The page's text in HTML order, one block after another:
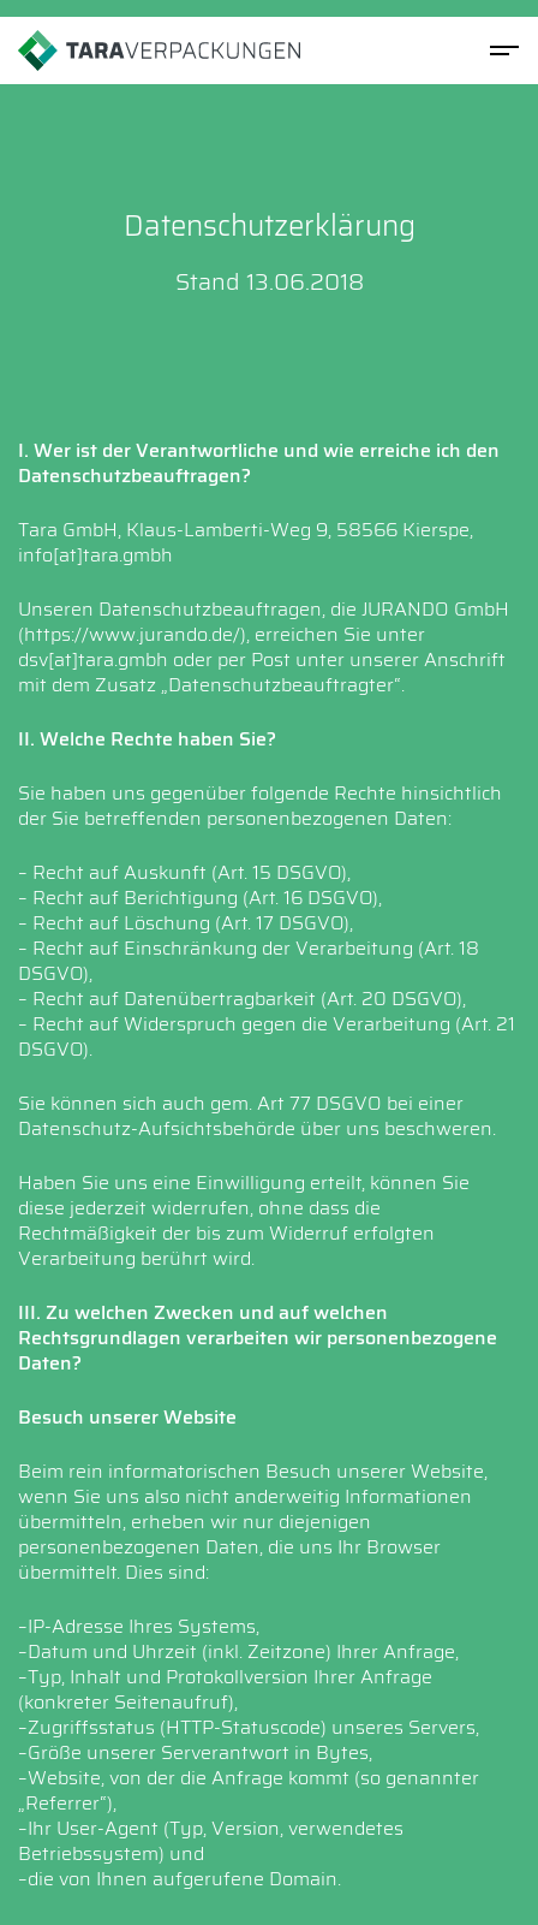
Datenschutzerklärung
Stand 13.06.2018
I. Wer ist der Verantwortliche und wie erreiche ich den
Datenschutzbeauftragen?
Tara GmbH, Klaus-Lamberti-Weg 9, 58566 Kierspe,
info[at]tara.gmbh
Unseren Datenschutzbeauftragen, die JURANDO GmbH
(https://www.jurando.de/), erreichen Sie unter
dsv[at]tara.gmbh oder per Post unter unserer Anschrift
mit dem Zusatz „Datenschutzbeauftragter“.
II. Welche Rechte haben Sie?
Sie haben uns gegenüber folgende Rechte hinsichtlich
der Sie betreffenden personenbezogenen Daten:
– Recht auf Auskunft (Art. 15 DSGVO),
– Recht auf Berichtigung (Art. 16 DSGVO),
– Recht auf Löschung (Art. 17 DSGVO),
– Recht auf Einschränkung der Verarbeitung (Art. 18
DSGVO),
– Recht auf Datenübertragbarkeit (Art. 20 DSGVO),
– Recht auf Widerspruch gegen die Verarbeitung (Art. 21
DSGVO).
Sie können sich auch gem. Art 77 DSGVO bei einer
Datenschutz-Aufsichtsbehörde über uns beschweren.
Haben Sie uns eine Einwilligung erteilt, können Sie
diese jederzeit widerrufen, ohne dass die
Rechtmäßigkeit der bis zum Widerruf erfolgten
Verarbeitung berührt wird.
III. Zu welchen Zwecken und auf welchen
Rechtsgrundlagen verarbeiten wir personenbezogene
Daten?
Besuch unserer Website
Beim rein informatorischen Besuch unserer Website,
wenn Sie uns also nicht anderweitig Informationen
übermitteln, erheben wir nur diejenigen
personenbezogenen Daten, die uns Ihr Browser
übermittelt. Dies sind:
–IP-Adresse Ihres Systems,
–Datum und Uhrzeit (inkl. Zeitzone) Ihrer Anfrage,
–Typ, Inhalt und Protokollversion Ihrer Anfrage
(konkreter Seitenaufruf),
–Zugriffsstatus (HTTP-Statuscode) unseres Servers,
–Größe unserer Serverantwort in Bytes,
–Website, von der die Anfrage kommt (so genannter
„Referrer“),
–Ihr User-Agent (Typ, Version, verwendetes
Betriebssystem) und
–die von Ihnen aufgerufene Domain.